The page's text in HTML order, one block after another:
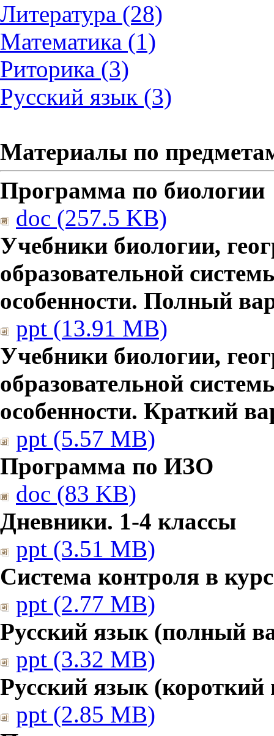
Литература (28)
Математика (1)
Риторика (3)
Русский язык (3)
Материалы по
Программа по биологии
doc (257.5 KB)
Учебники биологии,
образовательной
особенности. Полный
ppt (13.91 MB)
Учебники биологии,
образовательной
особенности. Краткий
ppt (5.57 MB)
Программа по ИЗО
doc (83 KB)
Дневники. 1-4 классы
ppt (3.51 MB)
Система контроля в
ppt (2.77 MB)
Русский язык (полный
ppt (3.32 MB)
Русский язык (короткий
ppt (2.85 MB)